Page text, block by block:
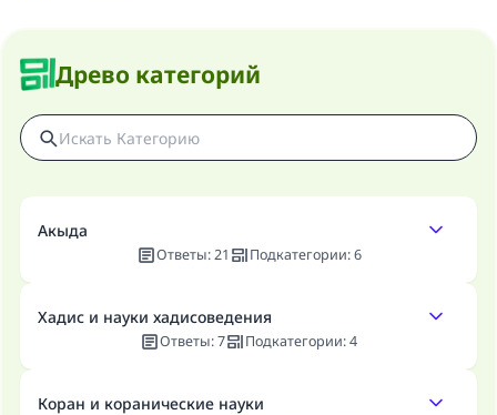
Древо категорий
Акыда
Ответы:21 Подкатегории: 6
Хадис и науки хадисоведения
Ответы:7 Подкатегории:4
Коран и коранические науки